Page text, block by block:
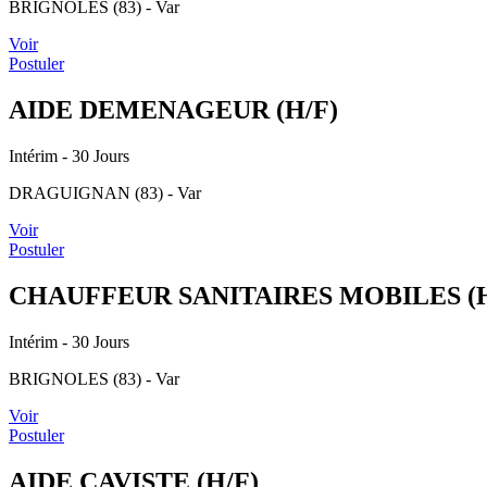
BRIGNOLES (83) - Var
Voir
Postuler
AIDE DEMENAGEUR (H/F)
Intérim - 30 Jours
DRAGUIGNAN (83) - Var
Voir
Postuler
CHAUFFEUR SANITAIRES MOBILES
Intérim - 30 Jours
BRIGNOLES (83) - Var
Voir
Postuler
AIDE CAVISTE (H/F)